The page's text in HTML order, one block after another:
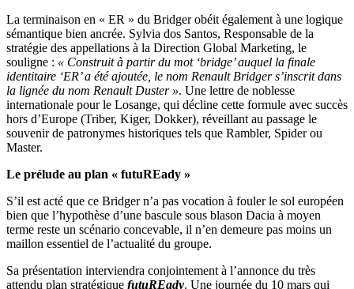
La terminaison en « ER » du Bridger obéit également à une logique
sémantique bien ancrée. Sylvia dos Santos, Responsable de la
stratégie des appellations à la Direction Global Marketing, le
souligne : « Construit à partir du mot ‘bridge’ auquel la finale
identitaire ‘ER’ a été ajoutée, le nom Renault Bridger s’inscrit dans
la lignée du nom Renault Duster ». Une lettre de noblesse
internationale pour le Losange, qui décline cette formule avec succès
hors d’Europe (Triber, Kiger, Dokker), réveillant au passage le
souvenir de patronymes historiques tels que Rambler, Spider ou
Master.
Le prélude au plan « futuREady »
S’il est acté que ce Bridger n’a pas vocation à fouler le sol européen
bien que l’hypothèse d’une bascule sous blason Dacia à moyen
terme reste un scénario concevable, il n’en demeure pas moins un
maillon essentiel de l’actualité du groupe.
Sa présentation interviendra conjointement à l’annonce du très
attendu plan stratégique futuREady. Une journée du 10 mars qui